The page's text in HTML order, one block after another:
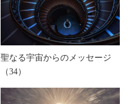
聖なる宇宙からのメッセージ
（34）